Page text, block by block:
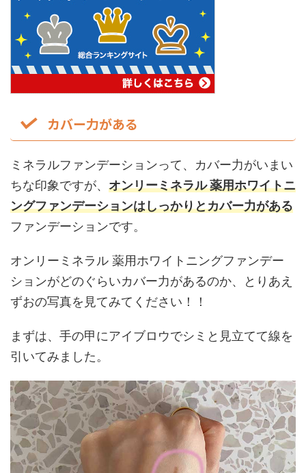
カバー力がある
ミネラルファンデーションって、カバー力がいまい
ちな印象ですが、 オンリーミネラル 薬用ホワイトニ
ングファンデーションはしっかりとカバー力がある
ファンデーションです。
オンリーミネラル 薬用ホワイトニングファンデー
ションがどのぐらいカバー力があるのか、とりあえ
ずおの写真を見てみてください！！
まずは、手の甲にアイブロウでシミと見立てて線を
引いてみました。